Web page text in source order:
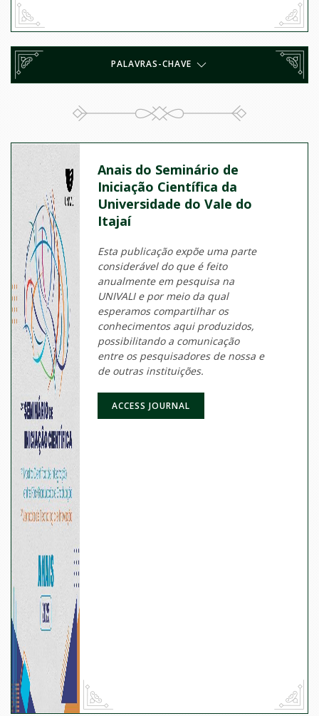
PALAVRAS-CHAVE
Anais do Seminário de
Iniciação Científica da
Universidade do Vale do
Itajaí
Esta publicação expõe uma parte
considerável do que é feito
anualmente em pesquisa na
UNIVALI e por meio da qual
esperamos compartilhar os
conhecimentos aqui produzidos,
possibilitando a comunicação
entre os pesquisadores de nossa e
de outras instituições.
ACCESS JOURNAL